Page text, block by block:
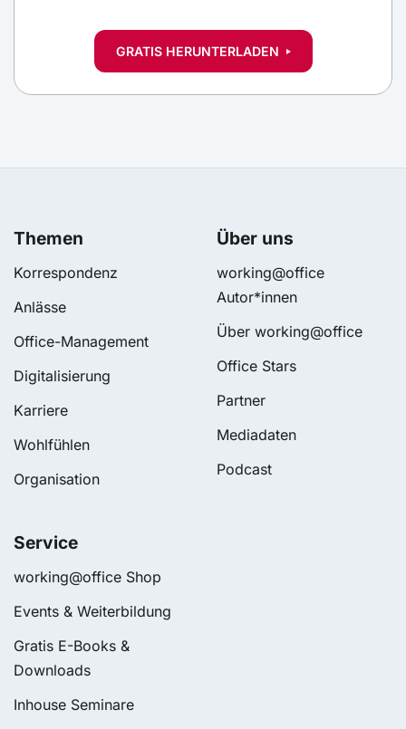
GRATIS HERUNTERLADEN
Themen
Korrespondenz
Anlässe
Office-Management
Digitalisierung
Karriere
Wohlfühlen
Organisation
Über uns
working@office
Autor*innen
Über working@office
Office Stars
Partner
Mediadaten
Podcast
Service
working@office Shop
Events & Weiterbildung
Gratis E-Books &
Downloads
Inhouse Seminare